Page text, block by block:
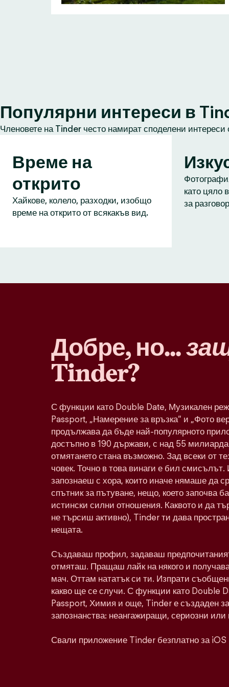
Популярни интереси в
Членовете на Tinder често намират споделени
Време на
открито
Хайкове, колело, разходки, изобщо
време на открито от всякакъв вид.
като цяло
за
Добре, но...
Tinder?
С функции като Double Date, Музикален
Passport, „Намерение за връзка“ и „Фото
продължава да бъде най-популярното
достъпно в 190 държави, с над 55 милиарда
отмятането стана възможно. Зад всеки от
човек. Точно в това винаги е бил
запознаеш с хора, които иначе нямаше да
спътник за пътуване, нещо, което започва
истински силни отношения. Каквото и да
не търсиш активно), Tinder ти дава
нещата.
Създаваш профил, задаваш
отмяташ. Пращаш лайк на някого и
мач. Оттам нататък си ти. Изпрати
какво ще се случи. С функции като Double
Passport, Химия и още, Tinder е създаден
запознанства: неангажиращи, сериозни или
Свали приложение Tinder безплатно за